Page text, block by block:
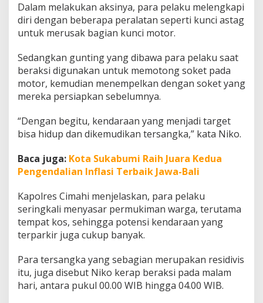
Dalam melakukan aksinya, para pelaku melengkapi
diri dengan beberapa peralatan seperti kunci astag
untuk merusak bagian kunci motor.
Sedangkan gunting yang dibawa para pelaku saat
beraksi digunakan untuk memotong soket pada
motor, kemudian menempelkan dengan soket yang
mereka persiapkan sebelumnya.
“Dengan begitu, kendaraan yang menjadi target
bisa hidup dan dikemudikan tersangka,” kata Niko.
Baca juga: Kota Sukabumi Raih Juara Kedua
Pengendalian Inflasi Terbaik Jawa-Bali
Kapolres Cimahi menjelaskan, para pelaku
seringkali menyasar permukiman warga, terutama
tempat kos, sehingga potensi kendaraan yang
terparkir juga cukup banyak.
Para tersangka yang sebagian merupakan residivis
itu, juga disebut Niko kerap beraksi pada malam
hari, antara pukul 00.00 WIB hingga 04.00 WIB.